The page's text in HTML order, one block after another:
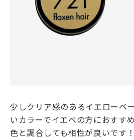
少しクリア感のあるイエローベ
いカラーでイエベの方におすす
色と調合しても相性が良いです！